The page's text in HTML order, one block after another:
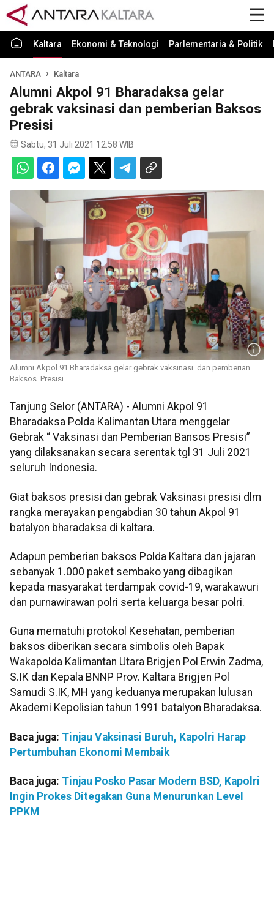
Kaltara Ekonomi & Teknologi Parlementaria & Politik
ANTARA Kaltara
Alumni Akpol 91 Bharadaksa gelar
gebrak vaksinasi dan pemberian Baksos
Presisi
Sabtu, 31 Juli 2021 12:58 WIB
Alumni Akpol 91 Bharadaksa gelar gebrak vaksinasi dan pemberian
Baksos Presisi
Tanjung Selor (ANTARA) - Alumni Akpol 91
Bharadaksa Polda Kalimantan Utara menggelar
Gebrak “ Vaksinasi dan Pemberian Bansos Presisi”
yang dilaksanakan secara serentak tgl 31 Juli 2021
seluruh Indonesia.
Giat baksos presisi dan gebrak Vaksinasi presisi dlm
rangka merayakan pengabdian 30 tahun Akpol 91
batalyon bharadaksa di kaltara.
Adapun pemberian baksos Polda Kaltara dan jajaran
sebanyak 1.000 paket sembako yang dibagikan
kepada masyarakat terdampak covid-19, warakawuri
dan purnawirawan polri serta keluarga besar polri.
Guna mematuhi protokol Kesehatan, pemberian
baksos diberikan secara simbolis oleh Bapak
Wakapolda Kalimantan Utara Brigjen Pol Erwin Zadma,
S.IK dan Kepala BNNP Prov. Kaltara Brigjen Pol
Samudi S.IK, MH yang keduanya merupakan lulusan
Akademi Kepolisian tahun 1991 batalyon Bharadaksa.
Baca juga: Tinjau Vaksinasi Buruh, Kapolri Harap
Pertumbuhan Ekonomi Membaik
Baca juga: Tinjau Posko Pasar Modern BSD, Kapolri
Ingin Prokes Ditegakan Guna Menurunkan Level
PPKM